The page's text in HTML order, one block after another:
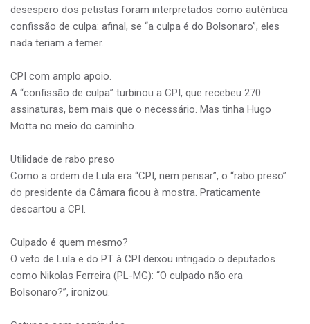
desespero dos petistas foram interpretados como autêntica
confissão de culpa: afinal, se “a culpa é do Bolsonaro”, eles
nada teriam a temer.
CPI com amplo apoio.
A “confissão de culpa” turbinou a CPI, que recebeu 270
assinaturas, bem mais que o necessário. Mas tinha Hugo
Motta no meio do caminho.
Utilidade de rabo preso
Como a ordem de Lula era “CPI, nem pensar”, o “rabo preso”
do presidente da Câmara ficou à mostra. Praticamente
descartou a CPI.
Culpado é quem mesmo?
O veto de Lula e do PT à CPI deixou intrigado o deputados
como Nikolas Ferreira (PL-MG): “O culpado não era
Bolsonaro?”, ironizou.